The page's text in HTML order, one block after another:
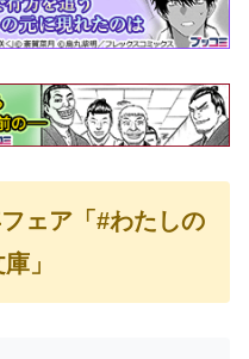
ェア「#わたしの
」